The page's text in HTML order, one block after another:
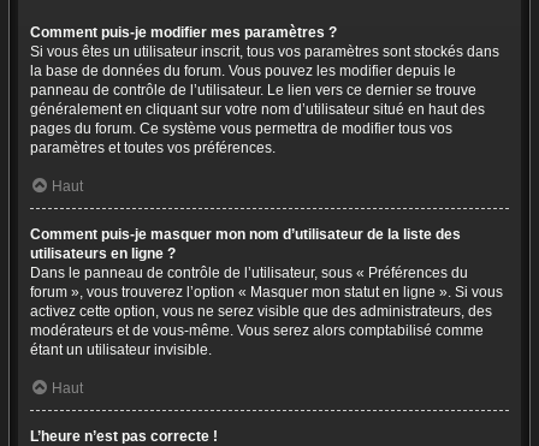
Comment puis-je modifier mes paramètres ?
Si vous êtes un utilisateur inscrit, tous vos paramètres sont stockés dans
la base de données du forum. Vous pouvez les modifier depuis le
panneau de contrôle de l’utilisateur. Le lien vers ce dernier se trouve
généralement en cliquant sur votre nom d’utilisateur situé en haut des
pages du forum. Ce système vous permettra de modifier tous vos
paramètres et toutes vos préférences.
Haut
Comment puis-je masquer mon nom d’utilisateur de la liste des
utilisateurs en ligne ?
Dans le panneau de contrôle de l’utilisateur, sous « Préférences du
forum », vous trouverez l’option « Masquer mon statut en ligne ». Si vous
activez cette option, vous ne serez visible que des administrateurs, des
modérateurs et de vous-même. Vous serez alors comptabilisé comme
étant un utilisateur invisible.
Haut
L’heure n’est pas correcte !